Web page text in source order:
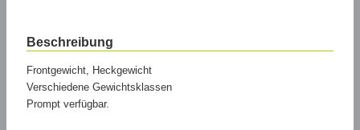
Beschreibung
Frontgewicht, Heckgewicht
Verschiedene Gewichtsklassen
Prompt verfügbar.